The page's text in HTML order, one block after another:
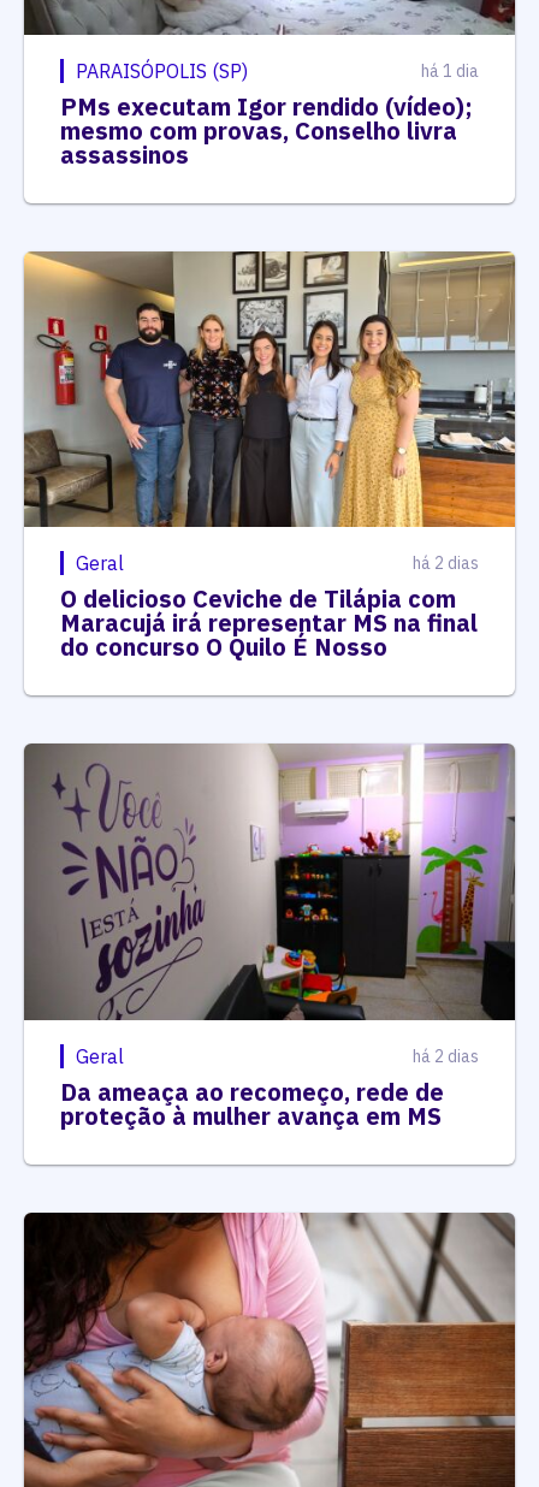
PARAISÓPOLIS (SP) há 1 dia
PMs executam Igor rendido (vídeo);
mesmo com provas, Conselho livra
assassinos
Geral há 2 dias
O delicioso Ceviche de Tilápia com
Maracujá irá representar MS na final
do concurso O Quilo É Nosso
Geral há 2 dias
Da ameaça ao recomeço, rede de
proteção à mulher avança em MS